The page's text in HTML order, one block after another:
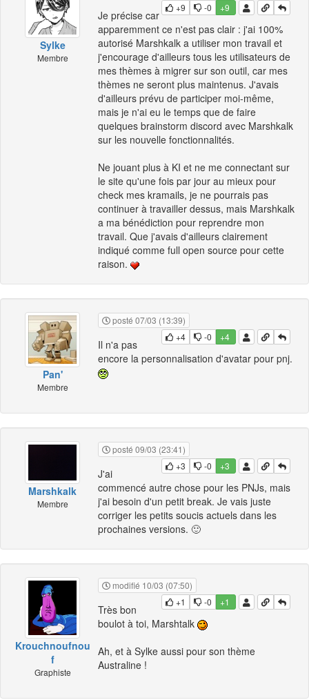
Sylke
Membre
+9
-0 +9
Je précise car
apparemment ce n'est pas clair : j'ai 100%
autorisé Marshkalk a utiliser mon travail et
j'encourage d'ailleurs tous les utilisateurs de
mes thèmes à migrer sur son outil, car mes
thèmes ne seront plus maintenus. J'avais
d'ailleurs prévu de participer moi-même,
mais je n'ai eu le temps que de faire
quelques brainstorm discord avec Marshkalk
sur les nouvelle fonctionnalités.
Ne jouant plus à KI et ne me connectant sur
le site qu'une fois par jour au mieux pour
check mes kramails, je ne pourrais pas
continuer à travailler dessus, mais Marshkalk
a ma bénédiction pour reprendre mon
travail. Que j'avais d'ailleurs clairement
indiqué comme full open source pour cette
raison.
Pan'
Membre
posté 07/03 (13:39)
+4
-0 +4
Il n'a pas
encore la personnalisation d'avatar pour pnj.
Marshkalk
Membre
posté 09/03 (23:41)
+3
-0 +3
J'ai
commencé autre chose pour les PNJs, mais
j'ai besoin d'un petit break. Je vais juste
corriger les petits soucis actuels dans les
prochaines versions. 🙂
Krouchnoufnou
f
Graphiste
modifié 10/03 (07:50)
+1
-0 +1
Très bon
boulot à toi, Marshtalk
Ah, et à Sylke aussi pour son thème
Australine !